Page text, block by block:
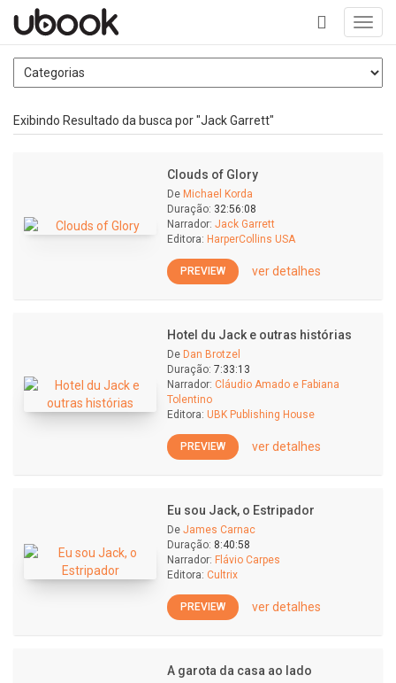
+
Exibindo Resultado da busca por "Jack Garrett"
Clouds of Glory
De Michael Korda
Duração: 32:56:08
Narrador: Jack Garrett
Editora: HarperCollins USA
PREVIEW ver detalhes
Hotel du Jack e outras histórias
De Dan Brotzel
Duração: 7:33:13
Narrador: Cláudio Amado e Fabiana
Tolentino
Editora: UBK Publishing House
PREVIEW ver detalhes
Eu sou Jack, o Estripador
De James Carnac
Duração: 8:40:58
Narrador: Flávio Carpes
Editora: Cultrix
PREVIEW ver detalhes
A garota da casa ao lado